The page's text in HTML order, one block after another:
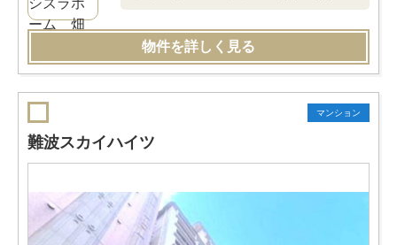
物件を詳しく見る
マンション
難波スカイハイツ